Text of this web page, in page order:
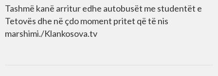
Tashmë kanë arritur edhe autobusët me studentët e
Tetovës dhe në çdo moment pritet që të nis
marshimi./Klankosova.tv